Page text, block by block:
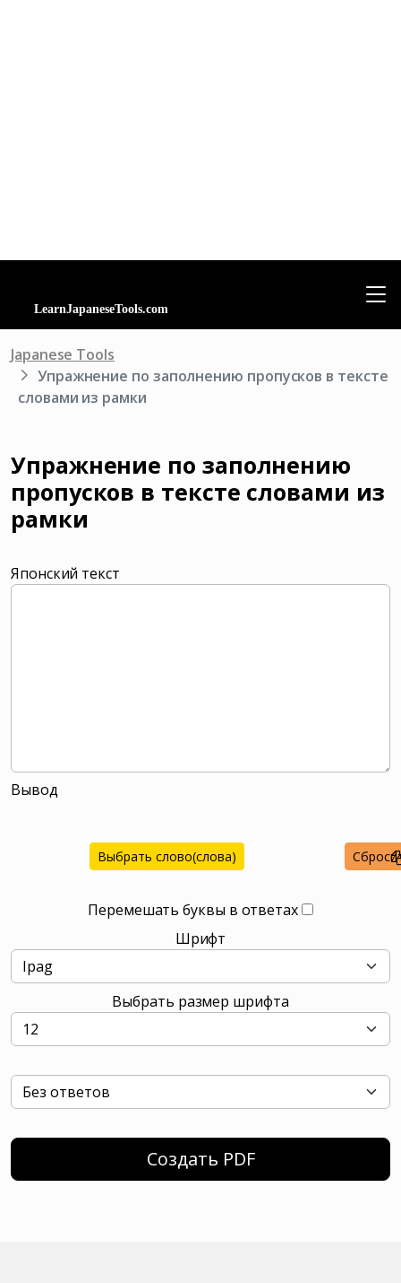
Japanese Tools
Упражнение по заполнению пропусков в тексте
словами из рамки
Упражнение по заполнению
пропусков в тексте словами из
рамки
Японский текст
Вывод
Выбрать слово(слова)
Перемешать буквы в ответах
Шрифт
Выбрать размер шрифта
Создать PDF